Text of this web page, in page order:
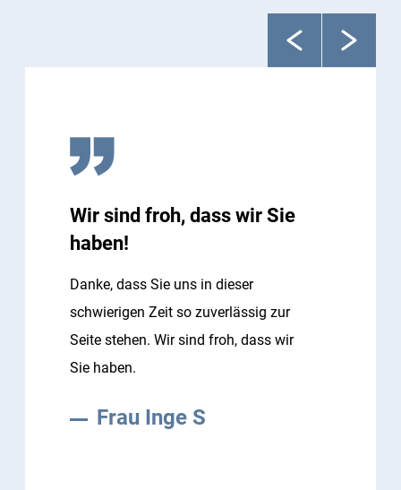
Wir sind froh, dass wir Sie
haben!
Danke, dass Sie uns in dieser
schwierigen Zeit so zuverlässig zur
Seite stehen. Wir sind froh, dass wir
Sie haben.
Frau Inge S